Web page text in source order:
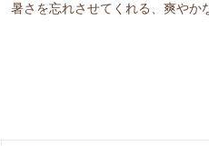
暑さを忘れさせてくれる、爽やか